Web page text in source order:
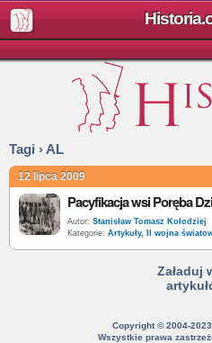
Tagi › AL
12 lipca 2009
Pacyfikacja wsi Poręba
Autor: Stanisław Tomasz Kołodziej
Kategorie: Artykuły, II wojna
Załaduj
Copyright © 2004-
Wszystkie prawa